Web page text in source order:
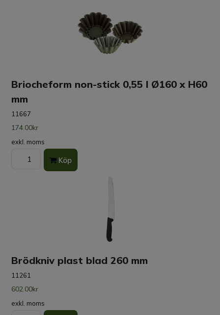
Briocheform non-stick 0,55 l Ø160 x H60
mm
11667
174.00kr
exkl. moms
Köp
Brödkniv plast blad 260 mm
11261
602.00kr
exkl. moms